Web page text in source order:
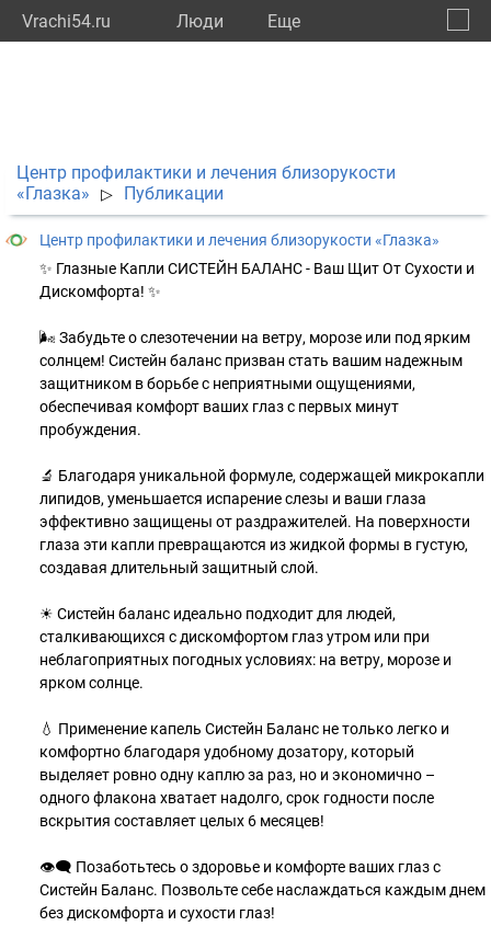
Vrachi54.ru Люди Eще
Центр профилактики и лечения близорукости
«Глазка»
▷ Публикации
Центр профилактики и лечения близорукости «Глазка»
✨ Глазные Капли СИСТЕЙН БАЛАНС - Ваш Щит От Сухости и
Дискомфорта! ✨
🌬 Забудьте о слезотечении на ветру, морозе или под ярким
солнцем! Систейн баланс призван стать вашим надежным
защитником в борьбе с неприятными ощущениями,
обеспечивая комфорт ваших глаз с первых минут
пробуждения.
🔬 Благодаря уникальной формуле, содержащей микрокапли
липидов, уменьшается испарение слезы и ваши глаза
эффективно защищены от раздражителей. На поверхности
глаза эти капли превращаются из жидкой формы в густую,
создавая длительный защитный слой.
☀ Систейн баланс идеально подходит для людей,
сталкивающихся с дискомфортом глаз утром или при
неблагоприятных погодных условиях: на ветру, морозе и
ярком солнце.
💧 Применение капель Систейн Баланс не только легко и
комфортно благодаря удобному дозатору, который
выделяет ровно одну каплю за раз, но и экономично –
одного флакона хватает надолго, срок годности после
вскрытия составляет целых 6 месяцев!
👁‍🗨 Позаботьтесь о здоровье и комфорте ваших глаз с
Систейн Баланс. Позвольте себе наслаждаться каждым днем
без дискомфорта и сухости глаз!